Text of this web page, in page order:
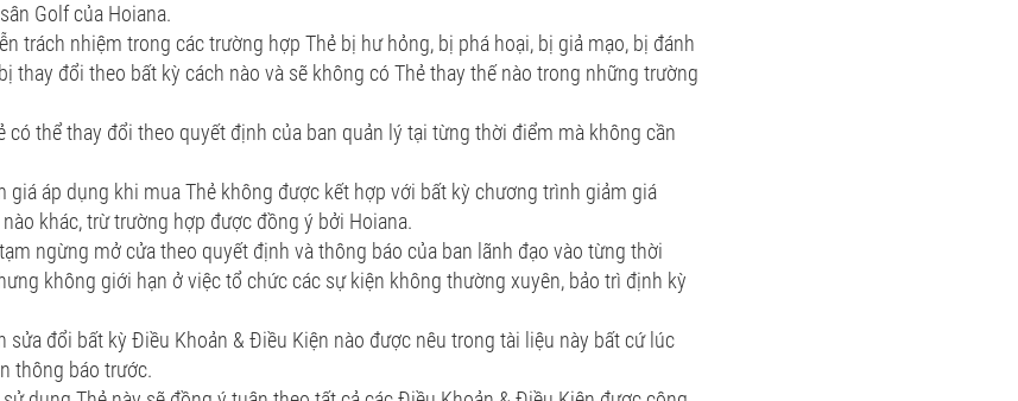
Golf của Hoiana.
trách nhiệm trong các trường hợp Thẻ bị hư hỏng, bị phá hoại, bị giả mạo, bị đánh
thay đổi theo bất kỳ cách nào và sẽ không có Thẻ thay thế nào trong những trường
có thể thay đổi theo quyết định của ban quản lý tại từng thời điểm mà không cần
giá áp dụng khi mua Thẻ không được kết hợp với bất kỳ chương trình giảm giá
khác, trừ trường hợp được đồng ý bởi Hoiana.
ngừng mở cửa theo quyết định và thông báo của ban lãnh đạo vào từng thời
không giới hạn ở việc tổ chức các sự kiện không thường xuyên, bảo trì định kỳ
sửa đổi bất kỳ Điều Khoản & Điều Kiện nào được nêu trong tài liệu này bất cứ lúc
thông báo trước.